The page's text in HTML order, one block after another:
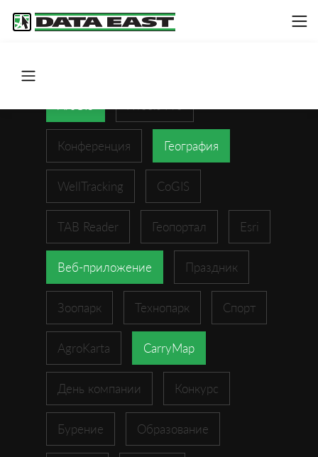
Конференция География
WellTracking CoGIS
TAB Reader Геопортал Esri
Веб-приложение Праздник
Зоопарк Технопарк Спорт
AgroKarta CarryMap
День компании Конкурс
Бурение Образование